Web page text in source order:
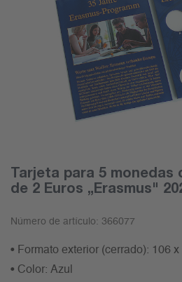
Tarjeta para 5 monedas
de 2 Euros „Erasmus"
Número de artículo: 366077
• Formato exterior (cerrado): 106
• Color: Azul